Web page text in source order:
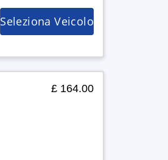
Seleziona Veicolo
£ 164.00